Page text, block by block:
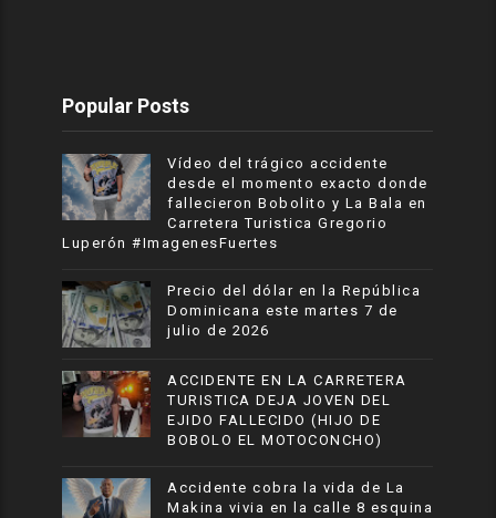
Popular Posts
Vídeo del trágico accidente
desde el momento exacto donde
fallecieron Bobolito y La Bala en
Carretera Turistica Gregorio
Luperón #ImagenesFuertes
Precio del dólar en la República
Dominicana este martes 7 de
julio de 2026
ACCIDENTE EN LA CARRETERA
TURISTICA DEJA JOVEN DEL
EJIDO FALLECIDO (HIJO DE
BOBOLO EL MOTOCONCHO)
Accidente cobra la vida de La
Makina vivia en la calle 8 esquina